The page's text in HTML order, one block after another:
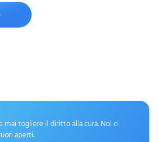
mai togliere il diritto alla cura. Noi ci
aperti.